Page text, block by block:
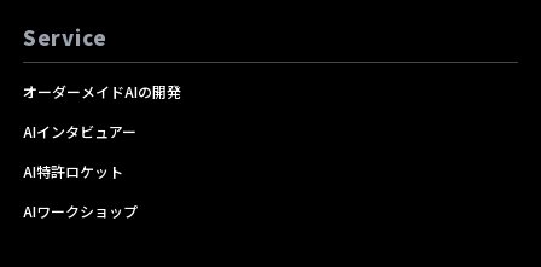
Service
オーダーメイドAIの開発
AIインタビュアー
AI特許ロケット
AIワークショップ